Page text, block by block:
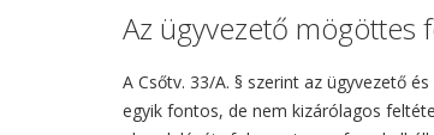
Az ügyvezető mögöttes
A Csőtv. 33/A. § szerint az ügyvezető
egyik fontos, de nem kizárólagos